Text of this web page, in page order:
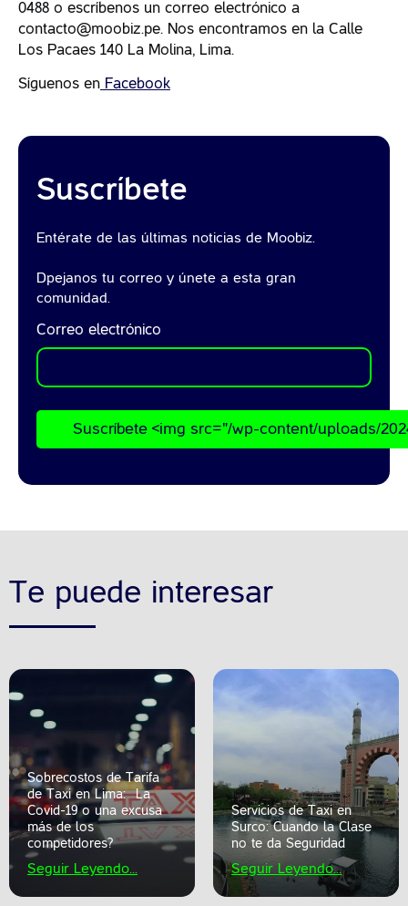
Suscríbete
Entérate de las últimas noticias de Moobiz.
Dpejanos tu correo y únete a esta gran
comunidad.
Correo electrónico
Suscríbete <img src="/wp-content/uploads/
0488 o escríbenos un correo electrónico a
contacto@moobiz.pe. Nos encontramos en la Calle
Los Pacaes 140 La Molina, Lima.
Síguenos en Facebook
Te puede interesar
Sobrecostos de Tarifa
de Taxi en Lima: ¿La
Covid-19 o una excusa
más de los
competidores?
Seguir Leyendo...
Servicios de Taxi en
Surco: Cuando la Clase
no te da Seguridad
Seguir Leyendo...